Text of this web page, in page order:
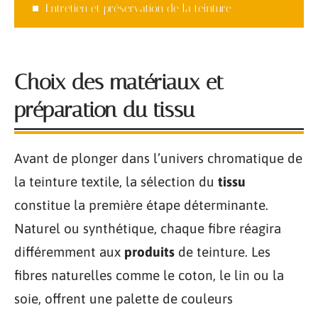
Entretien et préservation de la teinture
Choix des matériaux et
préparation du tissu
Avant de plonger dans l’univers chromatique de
la teinture textile, la sélection du tissu
constitue la première étape déterminante.
Naturel ou synthétique, chaque fibre réagira
différemment aux produits de teinture. Les
fibres naturelles comme le coton, le lin ou la
soie, offrent une palette de couleurs